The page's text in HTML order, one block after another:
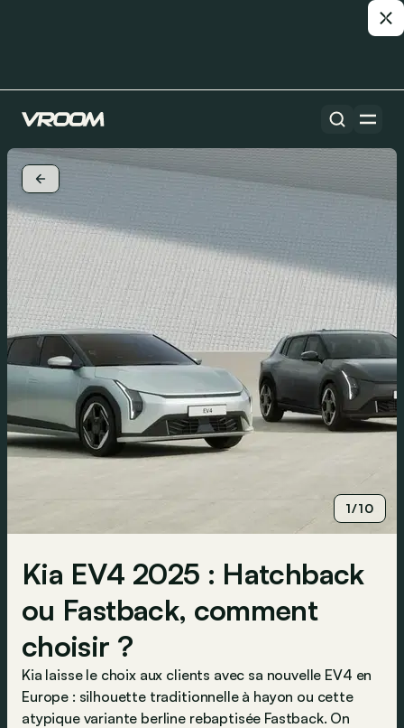
1/10
Kia EV4 2025 : Hatchback
ou Fastback, comment
choisir ?
Kia laisse le choix aux clients avec sa nouvelle EV4 en
Europe : silhouette traditionnelle à hayon ou cette
atypique variante berline rebaptisée Fastback. On